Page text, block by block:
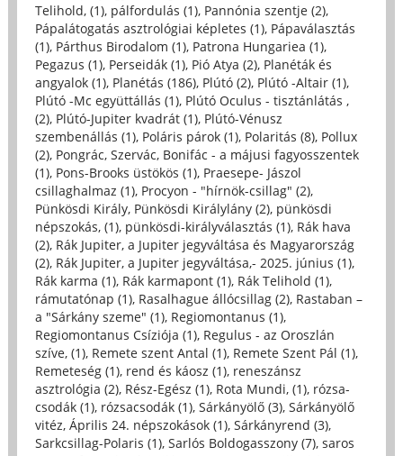
Telihold, (1), pálfordulás (1), Pannónia szentje (2),
Pápalátogatás asztrológiai képletes (1), Pápaválasztás
(1), Párthus Birodalom (1), Patrona Hungariea (1),
Pegazus (1), Perseidák (1), Pió Atya (2), Planéták és
angyalok (1), Planétás (186), Plútó (2), Plútó -Altair (1),
Plútó -Mc együttállás (1), Plútó Oculus - tisztánlátás ,
(2), Plútó-Jupiter kvadrát (1), Plútó-Vénusz
szembenállás (1), Poláris párok (1), Polaritás (8), Pollux
(2), Pongrác, Szervác, Bonifác - a májusi fagyosszentek
(1), Pons-Brooks üstökös (1), Praesepe- Jászol
csillaghalmaz (1), Procyon - "hírnök-csillag" (2),
Pünkösdi Király, Pünkösdi Királylány (2), pünkösdi
népszokás, (1), pünkösdi-királyválasztás (1), Rák hava
(2), Rák Jupiter, a Jupiter jegyváltása és Magyarország
(2), Rák Jupiter, a Jupiter jegyváltása,- 2025. június (1),
Rák karma (1), Rák karmapont (1), Rák Telihold (1),
rámutatónap (1), Rasalhague állócsillag (2), Rastaban –
a "Sárkány szeme" (1), Regiomontanus (1),
Regiomontanus Csíziója (1), Regulus - az Oroszlán
szíve, (1), Remete szent Antal (1), Remete Szent Pál (1),
Remeteség (1), rend és káosz (1), reneszánsz
asztrológia (2), Rész-Egész (1), Rota Mundi, (1), rózsa-
csodák (1), rózsacsodák (1), Sárkányölő (3), Sárkányölő
vitéz, Április 24. népszokások (1), Sárkányrend (3),
Sarkcsillag-Polaris (1), Sarlós Boldogasszony (7), saros